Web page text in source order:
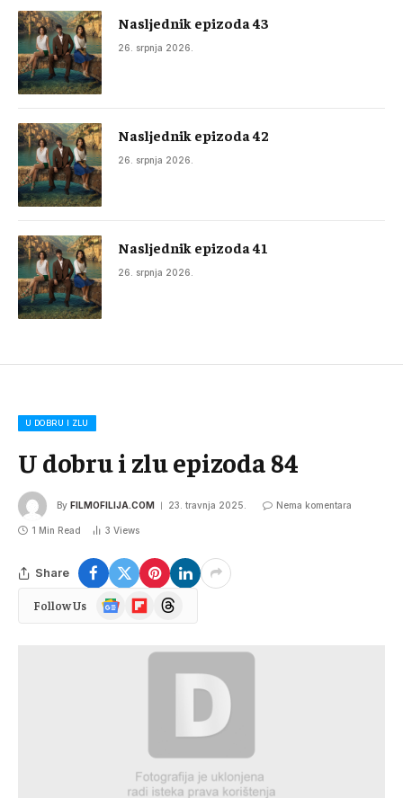
Nasljednik epizoda 43
26. srpnja 2026.
Nasljednik epizoda 42
26. srpnja 2026.
Nasljednik epizoda 41
26. srpnja 2026.
U DOBRU I ZLU
U dobru i zlu epizoda 84
By FILMOFILIJA.COM 23. travnja 2025. Nema komentara
1 Min Read 3 Views
Share
Follow Us
Google
News
FlipboardThreads